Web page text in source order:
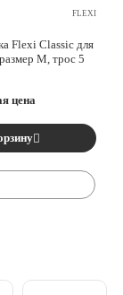
FLEXI
Flexi Classic для
M, трос 5
цена